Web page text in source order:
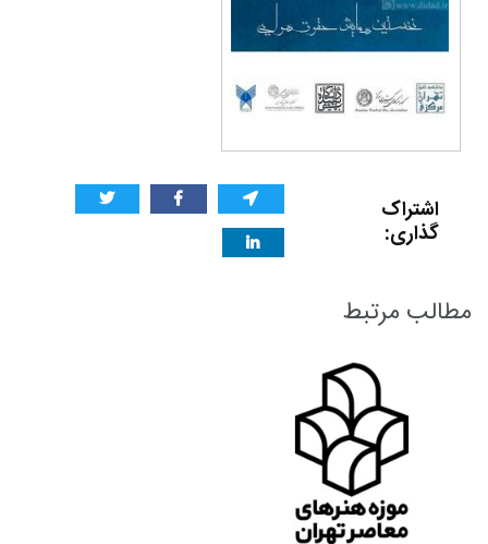
اشتراک
گذاری:
مطالب مرتبط